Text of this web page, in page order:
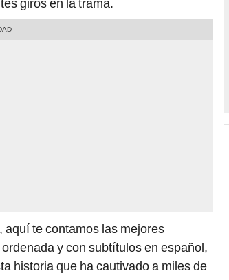
giros en la trama.
aquí te contamos las mejores
y con subtítulos en español,
historia que ha cautivado a miles de